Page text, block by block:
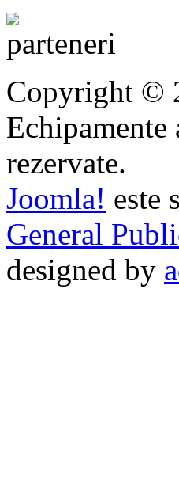
Copyright ©
rezervate.
Joomla! este
General
designed by